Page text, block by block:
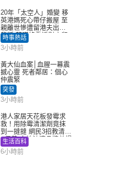
20年「太空人」婚變 移
英港媽死心帶仔搬屋 至
親離世慘遭留港夫出軌
背叛 苦嘆終看透對方留
港「真相」｜Juicy叮
時事熱話
3小時前
黃大仙血案│血腥一幕震
撼心靈 死者鄰居：個心
仲震緊
突發
3小時前
港人家居天花板發霉求
救！用除霉清潔劑竟抹
到一撻撻 網民3招教清潔
+保養 本地油漆品牌曾提
醒勿用1物防變色
生活百科
6小時前